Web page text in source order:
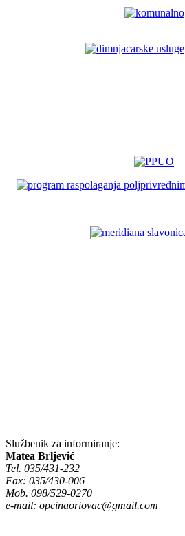
Službenik za informiranje:
Matea Brljević
Tel. 035/431-232
Fax: 035/430-006
Mob. 098/529-0270
e-mail: opcinaoriovac@gmail.com